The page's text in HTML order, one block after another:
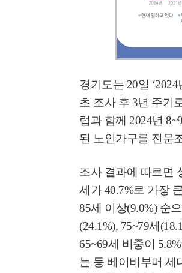
경기도는 20일 ‘2024
초 조사 후 3년 주기
럽과 함께 2024년 8~9
된 노인가구를 전문
조사 결과에 따르면
세가40.7%로 가장
85세 이상(9.0%) 순
(24.1%), 75~79세
65~69세 비중이
는 등 베이비부머 세